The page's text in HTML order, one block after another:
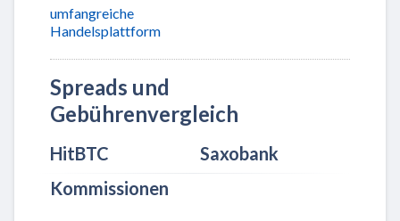
umfangreiche
Handelsplattform
Spreads und
Gebührenvergleich
HitBTC
Saxobank
Kommissionen